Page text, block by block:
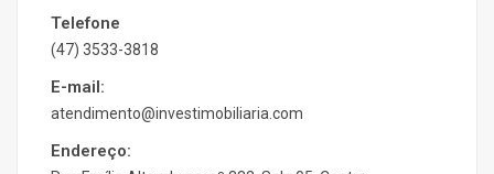
Telefone
(47) 3533-3818
E-mail:
atendimento@investimobiliaria.com
Endereço: